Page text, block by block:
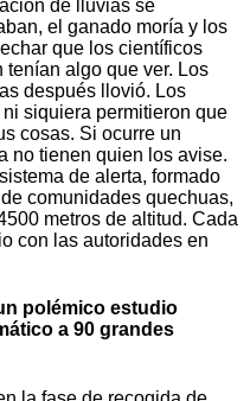
de lluvias se
el ganado moría y los
que los científicos
algo que ver. Los
después llovió. Los
siquiera permitieron que
cosas. Si ocurre un
no tienen quien los avise.
de alerta, formado
comunidades quechuas,
metros de altitud. Cada
con las autoridades en
polémico estudio
a 90 grandes